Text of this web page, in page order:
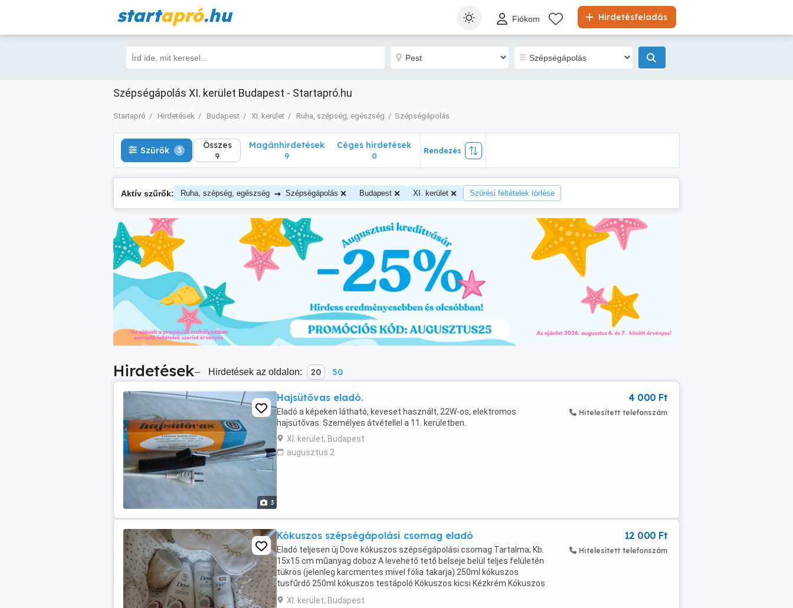
startapró.hu Hirdetésfeladás
Fiókom
Szépségápolás XI. kerület Budapest - Startapró.hu
Startapró Hirdetések Budapest XI. kerület Ruha, szépség, egészség Szépségápolás
Szűrők 3 Összes
9
Szűrők 3 Összes
9
Magánhirdetések
9
Céges hirdetések
0
Rendezés
Aktív szűrők: Ruha, szépség, egészség → Szépségápolás Budapest XI. kerület Szűrési feltételek törlése
Hirdetések– Hirdetések az oldalon: 20 50
3
Hajsütővas eladó.
Eladó a képeken látható, keveset használt, 22W-os, elektromos
hajsütővas. Személyes átvétellel a 11. kerületben.
XI. kerület, Budapest
augusztus 2
4 000 Ft
Hitelesített telefonszám
Kókuszos szépségápolási csomag eladó
Eladó teljesen új Dove kókuszos szépségápolási csomag Tartalma; Kb.
15x15 cm műanyag doboz A levehető tető belseje belül teljes felületén
tükrös (jelenleg karcmentes mivel fólia takarja) 250ml kókuszos
tusfűrdő 250ml kókuszos testápoló Kókuszos kicsi Kézkrém Kókuszos
dezodor szemre tehető pamut f nyellenző ...
XI. kerület, Budapest
12 000 Ft
Hitelesített telefonszám